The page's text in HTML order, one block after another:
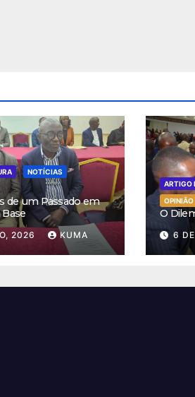
NOTÍCIAS
de um Passado em
2026 KUMA
ARTIGO
OPINIÃO
O
6